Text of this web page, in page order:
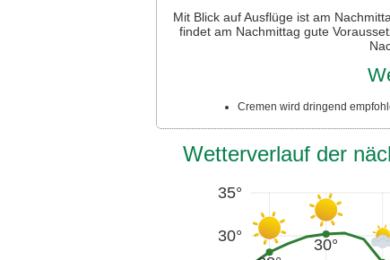
Mit Blick auf Ausflüge ist am
findet am Nachmittag gute
Cremen wird dringend
Wetterverlauf der
30°
35°
30°